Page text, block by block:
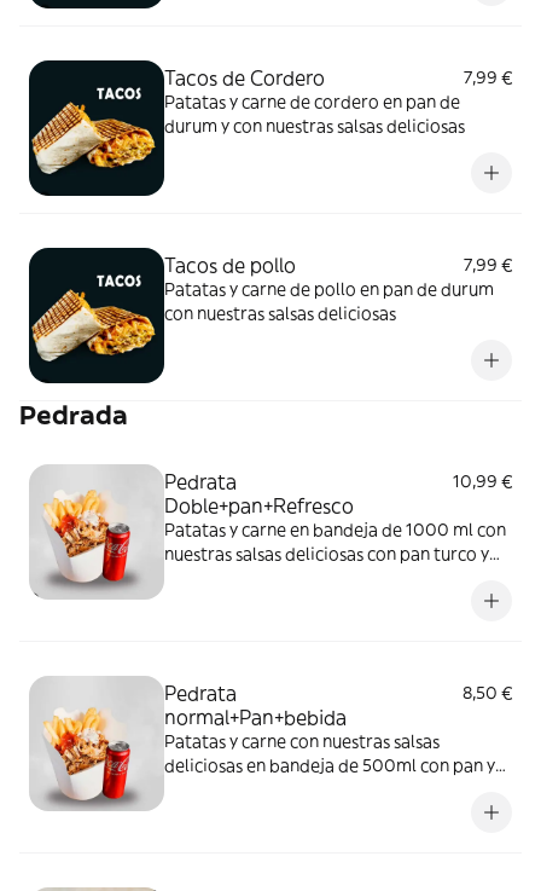
Tacos de Cordero
7,99 €
Patatas y carne de cordero en pan de
durum y con nuestras salsas deliciosas
Tacos de pollo
7,99 €
Patatas y carne de pollo en pan de durum
con nuestras salsas deliciosas
Pedrada
Pedrata
Doble+pan+Refresco
10,99 €
Patatas y carne en bandeja de 1000 ml con
nuestras salsas deliciosas con pan turco y
Pedrata
normal+Pan+bebida
8,50 €
Patatas y carne con nuestras salsas
deliciosas en bandeja de 500ml con pan y